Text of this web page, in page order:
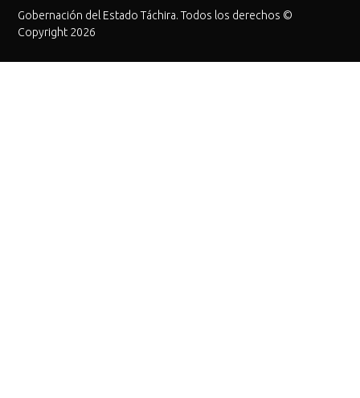
Gobernación del Estado Táchira. Todos los derechos ©
Copyright 2026